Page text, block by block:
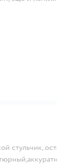
стульчик,